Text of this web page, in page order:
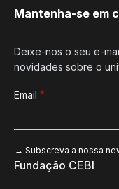
Mantenha-se em
Deixe-nos o seu e-
novidades sobre o
Email
Fundação CEBI